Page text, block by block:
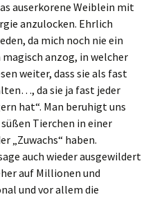
auserkorene Weiblein mit
anzulocken. Ehrlich
da mich noch nie ein
anzog, in welcher
weiter, dass sie als fast
da sie ja fast jeder
hat“. Man beruhigt uns
Tierchen in einer
„Zuwachs“ haben.
auch wieder ausgewildert
auf Millionen und
und vor allem die